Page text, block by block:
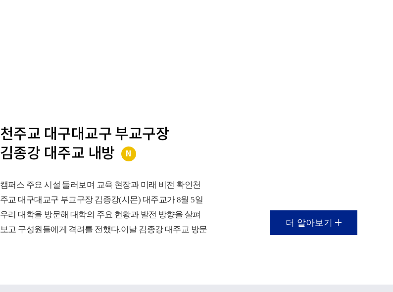
천주교 대구대교구 부교구장
김종강 대주교 내방
N
캠퍼스 주요 시설 둘러보며 교육 현장과 미래 비전 확인천
주교 대구대교구 부교구장 김종강(시몬) 대주교가 8월 5일
우리 대학을 방문해 대학의 주요 현황과 발전 방향을 살펴
보고 구성원들에게 격려를 전했다.이날 김종강 대주교 방문
더 알아보기